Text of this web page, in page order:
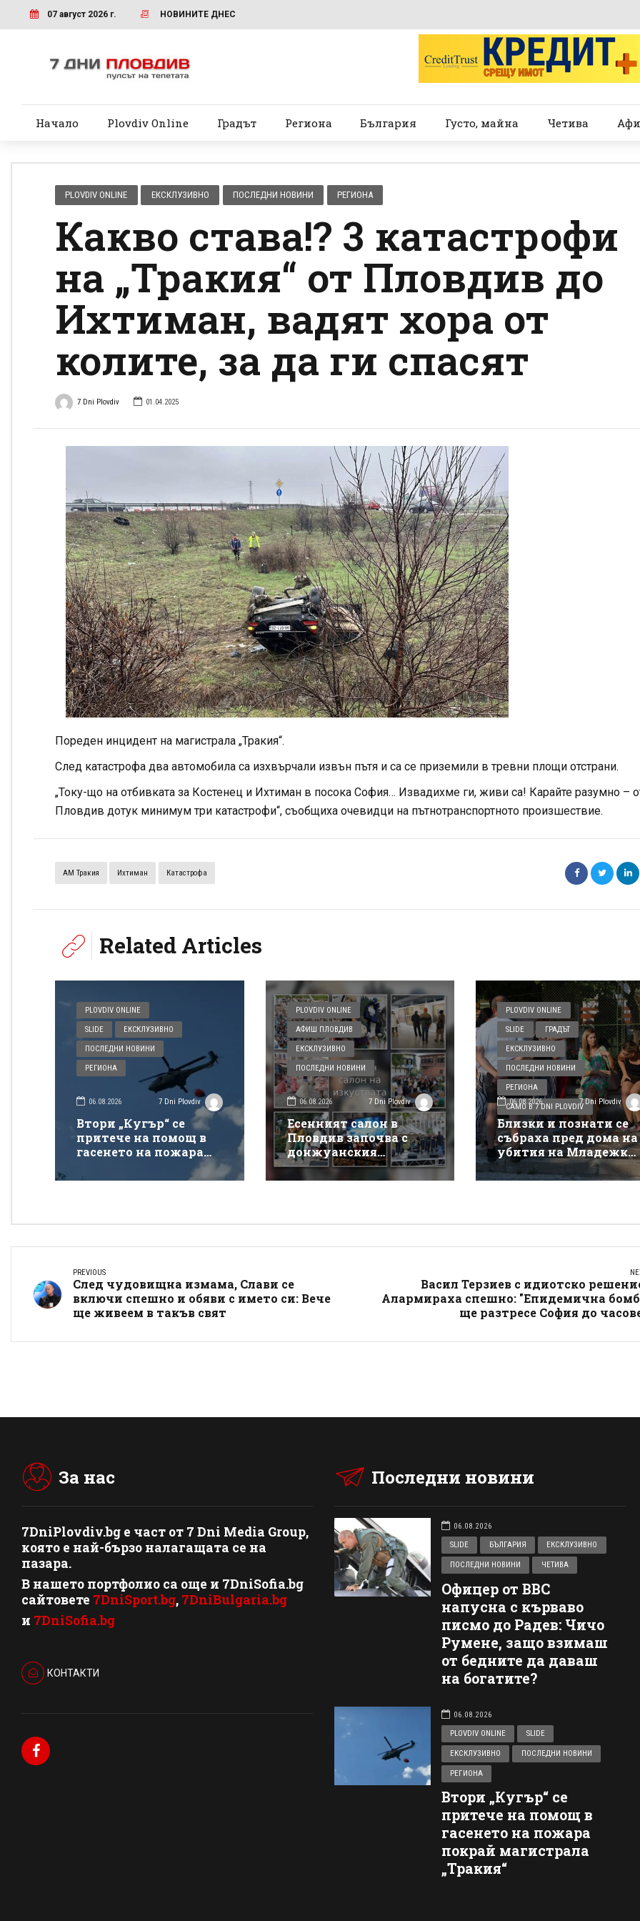
07 август 2026 г. НОВИНИТЕ ДНЕС
Начало Plovdiv Online Градът Региона България Густо, майна Четива
PLOVDIV ONLINE ЕКСКЛУЗИВНО ПОСЛЕДНИ НОВИНИ РЕГИОНА
Какво става!? 3 катастрофи
на „Тракия“ от Пловдив до
Ихтиман, вадят хора от
колите, за да ги спасят
7 Dni Plovdiv 01.04.2025
Пореден инцидент на магистрала „Тракия“.
След катастрофа два автомобила са изхвърчали извън пътя и са се приземили в тревни площи отстрани.
„Току-що на отбивката за Костенец и Ихтиман в посока София… Извадихме ги, живи са! Карайте разумно –
Пловдив дотук минимум три катастрофи“, съобщиха очевидци на пътнотранспортното произшествие.
АМ Тракия Ихтиман Катастрофа
Related Articles
PLOVDIV ONLINE
SLIDE ЕКСКЛУЗИВНО
ПОСЛЕДНИ НОВИНИ
РЕГИОНА
06.08.2026 7 Dni Plovdiv
Втори „Кугър“ се
притече на помощ в
гасенето на пожара
покрай магистрала
„Тракия“
PLOVDIV ONLINE
АФИШ ПЛОВДИВ
ЕКСКЛУЗИВНО
ПОСЛЕДНИ НОВИНИ
06.08.2026 7 Dni Plovdiv
Есенният салон в
Пловдив започва с
донжуанския
спектакъл на Деян
Донков
PLOVDIV ONLINE
SLIDE ГРАДЪТ
ЕКСКЛУЗИВНО
ПОСЛЕДНИ НОВИНИ
РЕГИОНА
САМО В 7 DNI PLOVDIV
06.08.2026 7 Dni Plovdiv
Близки и познати се
събраха пред дома на
убития на Младежки
хълм: Не е педофил,
търсеше си
PREVIOUS
След чудовищна измама, Слави се
включи спешно и обяви с името си: Вече
ще живеем в такъв свят
Васил Терзиев с идиотско
Алармираха спешно: "Епидемична
ще разтресе София до
За нас
7DniPlovdiv.bg e част от 7 Dni Media Group,
която е най-бързо налагащата се на
пазара.
В нашето портфолио са още и 7DniSofia.bg
сайтовете 7DniSport.bg, 7DniBulgaria.bg
и 7DniSofia.bg
КОНТАКТИ
Последни новини
06.08.2026
SLIDE
БЪЛГАРИЯ ЕКСКЛУЗИВНО
ПОСЛЕДНИ НОВИНИ ЧЕТИВА
Офицер от ВВС
напусна с кърваво
писмо до Радев: Чичо
Румене, защо взимаш
от бедните да даваш
на богатите?
06.08.2026
PLOVDIV ONLINE
SLIDE
ЕКСКЛУЗИВНО ПОСЛЕДНИ НОВИНИ
РЕГИОНА
Втори „Кугър“ се
притече на помощ в
гасенето на пожара
покрай магистрала
„Тракия“